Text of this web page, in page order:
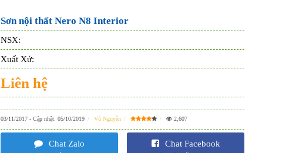
Sơn nội thất Nero N8 Interior
NSX:
Xuất Xứ:
Liên hệ
03/11/2017 - Cập nhật: 05/10/2019 Vũ Nguyễn 2,607
Chat Zalo
Chat Facebook